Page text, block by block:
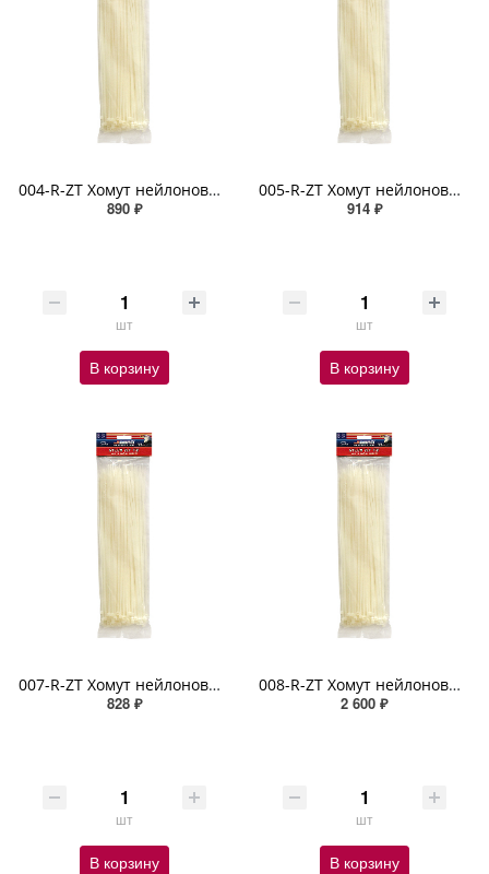
004-R-ZT Хомут нейлоновый белый (4,8 мм х 500 мм х 100 шт)
890 ₽
шт
В корзину
005-R-ZT Хомут нейлоновый белый (7,2 мм х 300 мм х 100 шт)
914 ₽
шт
В корзину
007-R-ZT Хомут нейлоновый белый (9,0 мм х 600 мм х 100 шт)
828 ₽
шт
В корзину
008-R-ZT Хомут нейлоновый белый (9,0 мм х 800 мм х 100 шт)
2 600 ₽
шт
В корзину